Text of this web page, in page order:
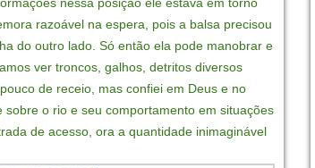
nessa posição ele estava em torno
razoável na espera, pois a balsa precisou
do outro lado. Só então ela pode manobrar e
ver troncos, galhos, detritos diversos
de receio, mas confiei em Deus e no
o rio e seu comportamento em situações
de acesso, ora a quantidade inimaginável